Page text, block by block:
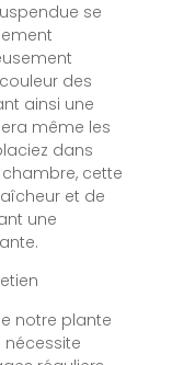
se
des
ainsi une
même les
dans
cette
et de
une
notre plante
nécessite